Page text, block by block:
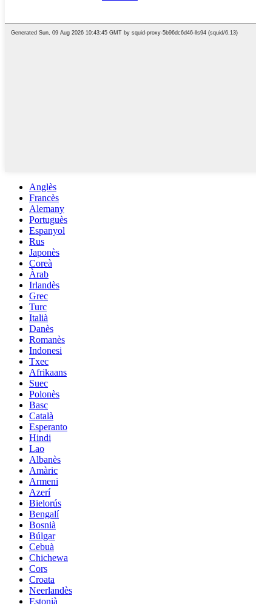
Anglès
Francès
Alemany
Portuguès
Espanyol
Rus
Japonès
Coreà
Àrab
Irlandès
Grec
Turc
Italià
Danès
Romanès
Indonesi
Txec
Afrikaans
Suec
Polonès
Basc
Català
Esperanto
Hindi
Lao
Albanès
Amàric
Armeni
Azerí
Bielorús
Bengalí
Bosnià
Búlgar
Cebuà
Chichewa
Cors
Croata
Neerlandès
Estonià